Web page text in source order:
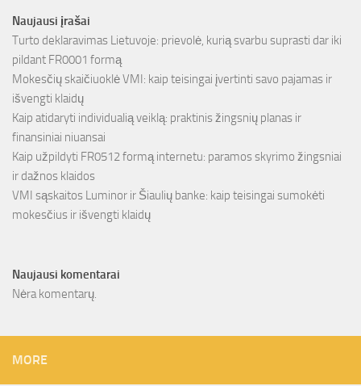
Naujausi įrašai
Turto deklaravimas Lietuvoje: prievolė, kurią svarbu suprasti dar iki
pildant FR0001 formą
Mokesčių skaičiuoklė VMI: kaip teisingai įvertinti savo pajamas ir
išvengti klaidų
Kaip atidaryti individualią veiklą: praktinis žingsnių planas ir
finansiniai niuansai
Kaip užpildyti FR0512 formą internetu: paramos skyrimo žingsniai
ir dažnos klaidos
VMI sąskaitos Luminor ir Šiaulių banke: kaip teisingai sumokėti
mokesčius ir išvengti klaidų
Naujausi komentarai
Nėra komentarų.
MORE